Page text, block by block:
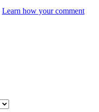
Learn how your comment